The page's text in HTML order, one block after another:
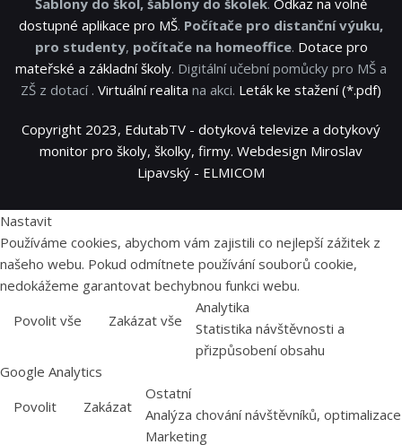
Šablony do škol, šablony do školek. Odkaz na volně
dostupné aplikace pro MŠ. Počítače pro distanční výuku,
pro studenty, počítače na homeoffice. Dotace pro
mateřské a základní školy. Digitální učební pomůcky pro MŠ a
ZŠ z dotací . Virtuální realita na akci. Leták ke stažení (*.pdf)
Copyright 2023, EdutabTV - dotyková televize a dotykový
monitor pro školy, školky, firmy. Webdesign Miroslav
Lipavský - ELMICOM
Nastavit
Používáme cookies, abychom vám zajistili co nejlepší zážitek z
našeho webu. Pokud odmítnete používání souborů cookie,
nedokážeme garantovat bechybnou funkci webu.
Povolit vše
Zakázat vše
Analytika
Statistika návštěvnosti a
přizpůsobení obsahu
Google Analytics
Povolit
Zakázat
Ostatní
Analýza chování návštěvníků, optimalizace
Marketing